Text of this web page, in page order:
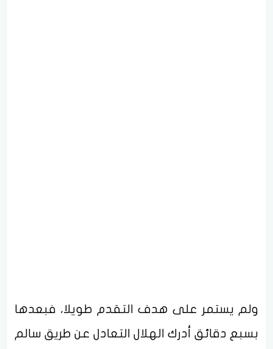
ولم يستمر على هدف التقدم طويلا، فبعدها
بسبع دقائق أدرك الهلال التعادل عن طريق سالم